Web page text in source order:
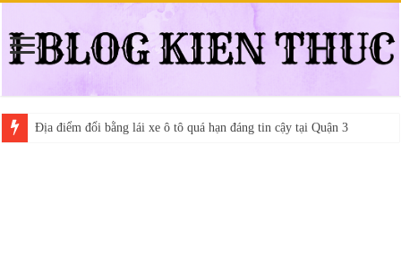
Địa điểm đổi bằng lái xe ô tô quá hạn đáng tin cậy tại Quận 3
Trung tâm nào học thi giấy phép lái xe hạng A (A2 cũ), A1 uy tín tại